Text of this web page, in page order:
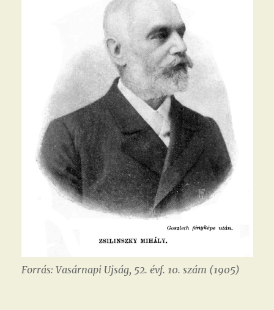
Forrás: Vasárnapi Ujság, 52. évf. 10. szám (1905)